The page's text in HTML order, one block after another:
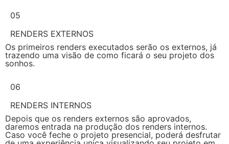
05
RENDERS EXTERNOS
Os primeiros renders executados serão os externos, já
trazendo uma visão de como ficará o seu projeto dos
sonhos.
06
RENDERS INTERNOS
Depois que os renders externos são aprovados,
daremos entrada na produção dos renders internos.
Caso você feche o projeto presencial, poderá desfrutar